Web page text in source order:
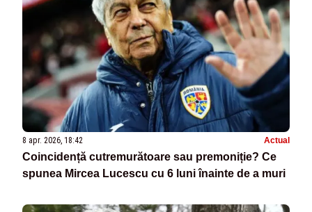
8 apr. 2026, 18:42 Actual
Coincidență cutremurătoare sau premoniție? Ce
spunea Mircea Lucescu cu 6 luni înainte de a muri